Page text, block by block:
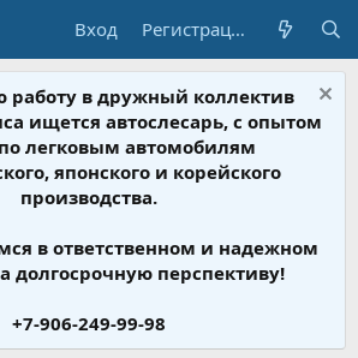
Вход Регистрация
работу в дружный коллектив
ищется автослесарь, с опытом
легковым автомобилям
японского и корейского
производства.
в ответственном и надежном
долгосрочную перспективу!
+7-906-249-99-98